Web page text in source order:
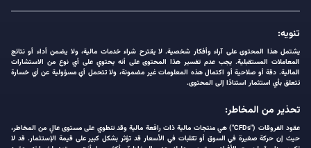
تنويه:
يشتمل هذا المحتوى على آراء وأفكار شخصية. لا يقترح شراء خدمات مالية، ولا يضمن أداء أو نتائج
المعاملات المستقبلية. يجب عدم تفسير هذا المحتوى على أنه يحتوي على أي نوع من الاستشارات
المالية. دقة أو صلاحية أو اكتمال هذه المعلومات غير مضمونة، ولا تتحمل أي مسؤولية عن أي خسارة
تتعلق بأي استثمار استنادًا إلى المحتوى.
تحذير من المخاطر:
عقود الفروقات ("CFDs") هي منتجات مالية ذات رافعة مالية وقد تنطوي على مستوى عالٍ من المخاطر،
حيث إن حركة صغيرة في السوق أو تقلبات في الأسعار قد تؤثر بشكل كبير على قيمة الإستثمار. قد لا